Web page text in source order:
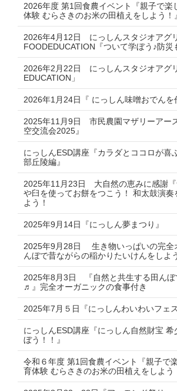
2026年度 第1回食農イベント『親子で楽
体験 むらさきのお米の田植えをしよう！』
2026年4月12日 にっしんスタジオアグ
FOODEDUCATION『ついて学ぼう♪防災
2026年2月22日 にっしんスタジオアグ
EDUCATION」
2026年1月24日『 にっしん味噌おでんを
2025年11月9日 市民農園マザリーアー
空交流会2025』
にっしんESD講座『カラダとココロが喜
部丘陵編』
2025年11月23日 大自然の恵みに感謝
や臼を使ってお餅をつこう！ 和太鼓演奏
よう！
2025年9月14日『にっしん夢まつり』
2025年9月28日 生き物いっぱいの完全
んぼで昔ながらの稲かりたいけんをしよ
2025年8月3日 『自然と共生する田んぼ
♬』完全オーガニックの食事付き
2025年7月５日『にっしんわいわいフェ
にっしんESD講座『にっしん自然財宝
ぼう！！』
令和６年度 第1回食農イベント『親子で
育体験 むらさきのお米の田植えをしよう